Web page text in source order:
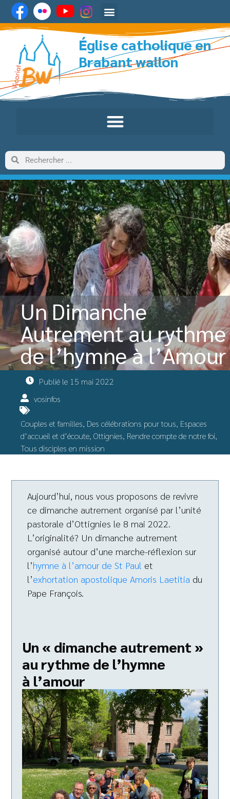
Église catholique en
Brabant wallon
Un Dimanche
Autrement au rythme
de l’hymne à l’Amour
Publié le 15 mai 2022
vosinfos
Couples et familles, Des célébrations pour tous, Espaces
d’accueil et d’écoute, Ottignies, Rendre compte de notre foi,
Tous disciples en mission
Aujourd’hui, nous vous proposons de revivre
ce dimanche autrement organisé par l’unité
pastorale d’Ottignies le 8 mai 2022.
L’originalité? Un dimanche autrement
organisé autour d’une marche-réflexion sur
l’hymne à l’amour de St Paul et
l’exhortation apostolique Amoris Laetitia du
Pape François.
Un « dimanche autrement »
au rythme de l’hymne
à l’amour